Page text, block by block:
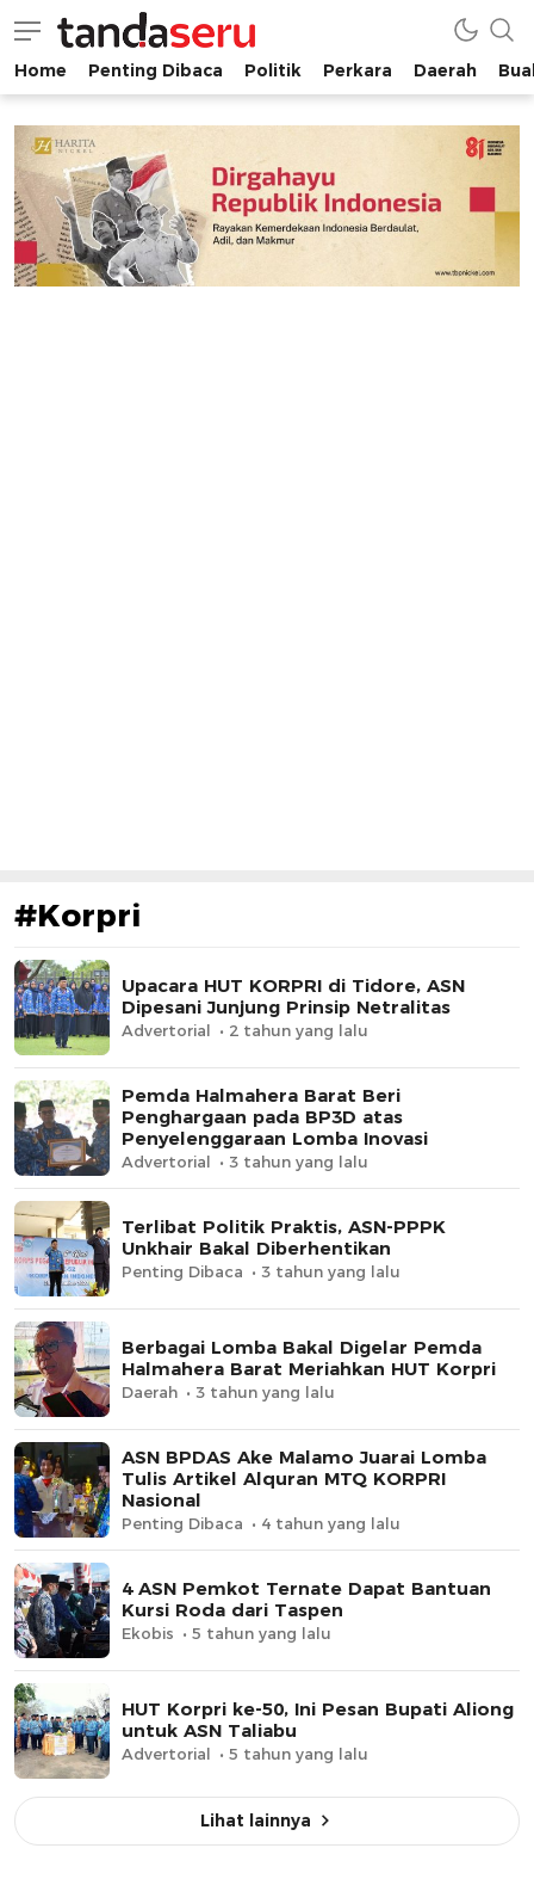
tandaseru.com | Penting Dibaca
tandaseru.com
Home Penting Dibaca Politik Perkara Daerah
#Korpri
Upacara HUT KORPRI di Tidore, ASN
Dipesani Junjung Prinsip Netralitas
Advertorial 2 tahun yang lalu
Pemda Halmahera Barat Beri
Penghargaan pada BP3D atas
Penyelenggaraan Lomba Inovasi
Advertorial 3 tahun yang lalu
Terlibat Politik Praktis, ASN-PPPK
Unkhair Bakal Diberhentikan
Penting Dibaca 3 tahun yang lalu
Berbagai Lomba Bakal Digelar Pemda
Halmahera Barat Meriahkan HUT Korpri
Daerah 3 tahun yang lalu
ASN BPDAS Ake Malamo Juarai Lomba
Tulis Artikel Alquran MTQ KORPRI
Nasional
Penting Dibaca 4 tahun yang lalu
4 ASN Pemkot Ternate Dapat Bantuan
Kursi Roda dari Taspen
Ekobis 5 tahun yang lalu
HUT Korpri ke-50, Ini Pesan Bupati Aliong
untuk ASN Taliabu
Advertorial 5 tahun yang lalu
Lihat lainnya